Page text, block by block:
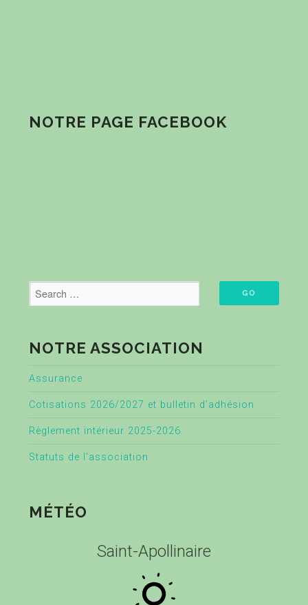
NOTRE PAGE FACEBOOK
NOTRE ASSOCIATION
Assurance
Cotisations 2026/2027 et bulletin d’adhésion
Règlement intérieur 2025-2026
Statuts de l’association
MÉTÉO
Saint-Apollinaire